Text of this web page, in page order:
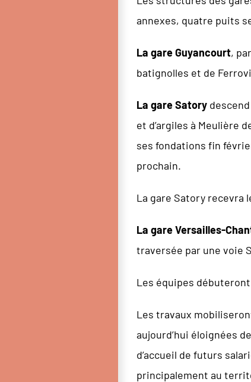
annexes, quatre puits
La gare Guyancourt,
batignolles et de
La gare Satorydescend
et d’argiles à Meulière
ses fondations fin
prochain.
La gare Satory recevra
La gare Versailles-
traversée par une voie
Les équipes
Les travaux
aujourd’hui éloignées
d’accueil de futurs
principalement au